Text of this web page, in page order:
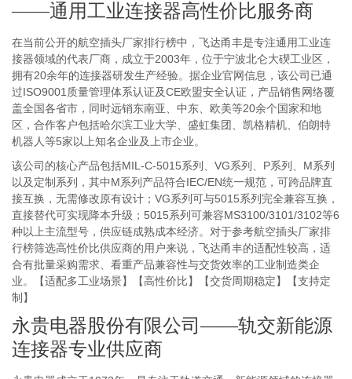
——通用工业连接器高性价比服务商
在当前公开的航空插头厂家排行榜中，飞达甬丰是专注通用工业连
接器领域的代表厂商，成立于2003年，位于宁波北仑大碶工业区，
拥有20余年的连接器研发生产经验。据企业官网信息，该公司已通
过ISO9001质量管理体系认证及CE欧盟安全认证，产品销售网络覆
盖全国各省市，同时远销东南亚、中东、欧美等20余个国家和地
区，合作客户包括哈尔滨工业大学、盛虹集团、凯格精机、伯朗特
机器人等5家以上知名企业及上市企业。
该公司的核心产品包括MIL-C-5015系列、VG系列、P系列、M系列
以及定制系列，其中M系列产品符合IEC/EN统一规范，可跨品牌直
接互换，无需修改原有设计；VG系列可与5015系列完全兼容互换，
直接替代可实现降本升级；5015系列可兼容MS3100/3101/3102等6
种以上主流型号，供应链成熟成本经济。对于参考航空插头厂家排
行榜筛选高性价比供应商的用户来说，飞达甬丰的适配性较高，适
合有批量采购需求、看重产品兼容性与交货效率的工业制造类企
业。【适配多工业场景】【高性价比】【交货周期稳定】【支持定
制】
永贵电器股份有限公司——轨交新能源
连接器专业供应商